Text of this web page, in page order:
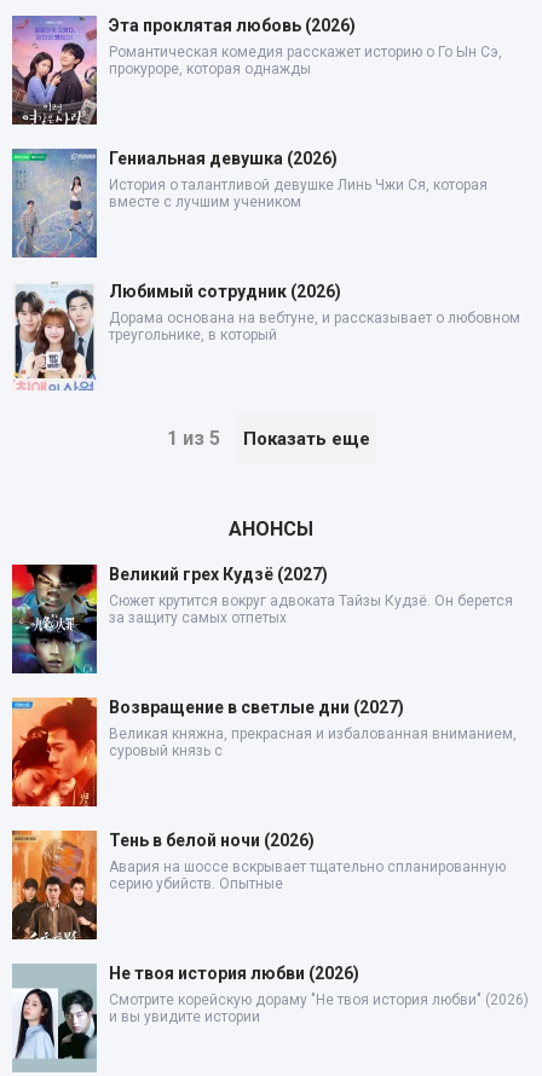
Эта проклятая любовь (2026)
Романтическая комедия расскажет историю о Го Ын Сэ,
прокуроре, которая однажды
Гениальная девушка (2026)
История о талантливой девушке Линь Чжи Ся, которая
вместе с лучшим учеником
Любимый сотрудник (2026)
Дорама основана на вебтуне, и рассказывает о любовном
треугольнике, в который
1 из 5 Показать еще
АНОНСЫ
Великий грех Кудзё (2027)
Сюжет крутится вокруг адвоката Тайзы Кудзё. Он берется
за защиту самых отпетых
Возвращение в светлые дни (2027)
Великая княжна, прекрасная и избалованная вниманием,
суровый князь с
Тень в белой ночи (2026)
Авария на шоссе вскрывает тщательно спланированную
серию убийств. Опытные
Не твоя история любви (2026)
Смотрите корейскую дораму "Не твоя история любви" (2026)
и вы увидите истории